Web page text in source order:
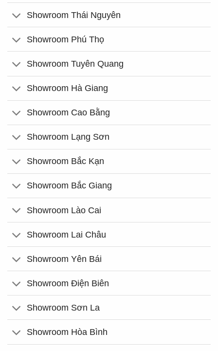
Showroom Thái Nguyên
Showroom Phú Thọ
Showroom Tuyên Quang
Showroom Hà Giang
Showroom Cao Bằng
Showroom Lạng Sơn
Showroom Bắc Kạn
Showroom Bắc Giang
Showroom Lào Cai
Showroom Lai Châu
Showroom Yên Bái
Showroom Điện Biên
Showroom Sơn La
Showroom Hòa Bình